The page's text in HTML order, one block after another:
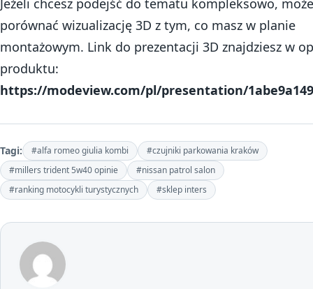
porównać wizualizację 3D z tym, co masz w planie
montażowym. Link do prezentacji 3D znajdziesz w
produktu:
https://modeview.com/pl/presentation/
Tagi: #alfa romeo giulia kombi
#czujniki parkowania kraków
#millers trident 5w40 opinie
#nissan patrol salon
#ranking motocykli turystycznych
#sklep inters